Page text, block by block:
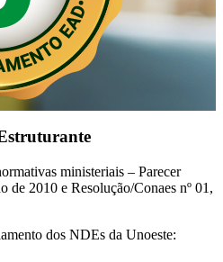
ministeriais – Parecer
2010 e Resolução/Conaes nº 01,
dos NDEs da Unoeste: